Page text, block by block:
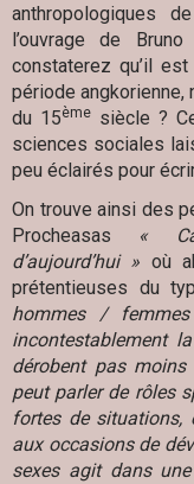
anthropologiques
l’ouvrage de
constaterez qu’il
période angkorienne,
du 15ème siècle ?
sciences sociales
peu éclairés pour
On trouve ainsi des
Procheasas «
d’aujourd’hui » où
prétentieuses du
hommes /
incontestablement
dérobent pas
peut parler de rôles
fortes de situations,
aux occasions de
sexes agit dans